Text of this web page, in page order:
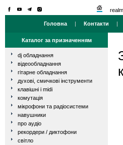
Головна | Контакти |
Каталог за призначенням
dj обладнання
відеообладнання
гітарне обладнання
духові, смичкові інструменти
клавішні і midi
комутація
мікрофони та радіосистеми
навушники
про аудіо
рекордери / диктофони
світло